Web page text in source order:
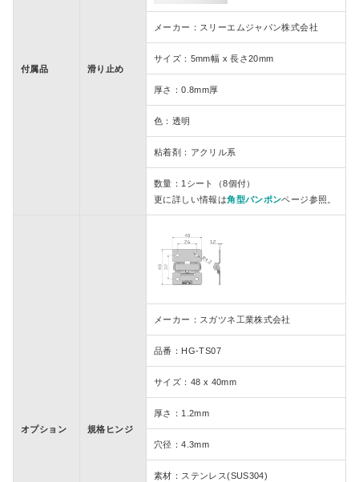
付属品 滑り止め
メーカー：スリーエムジャパン株式会社
サイズ：5mm幅 x 長さ20mm
厚さ：0.8mm厚
色：透明
粘着剤：アクリル系
数量：1シート（8個付）
更に詳しい情報は角型バンポンページ参照。
オプション 規格ヒンジ
メーカー：スガツネ工業株式会社
品番：HG-TS07
サイズ：48 x 40mm
厚さ：1.2mm
穴径：4.3mm
素材：ステンレス(SUS304)